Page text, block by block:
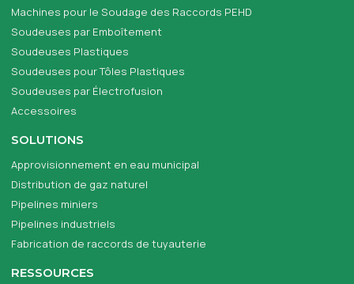
Machines pour le Soudage des Raccords PEHD
Soudeuses par Emboîtement
Soudeuses Plastiques
Soudeuses pour Tôles Plastiques
Soudeuses par Électrofusion
Accessoires
SOLUTIONS
Approvisionnement en eau municipal
Distribution de gaz naturel
Pipelines miniers
Pipelines industriels
Fabrication de raccords de tuyauterie
RESSOURCES